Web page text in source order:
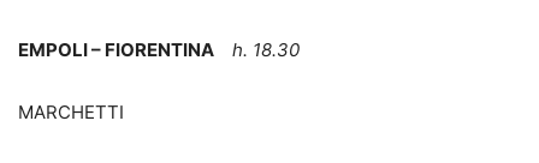
EMPOLI – FIORENTINA h. 18.30
MARCHETTI